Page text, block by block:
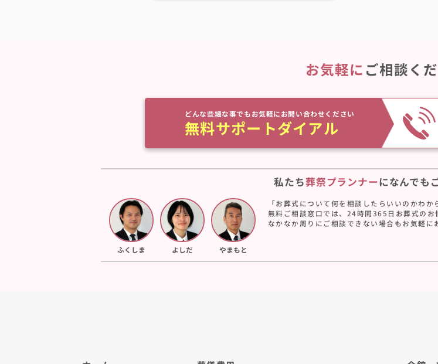
お気軽に ご相談く
どんな些細な事でもお気軽にお問い合わせください
無料サポートダイアル
私たち葬祭プランナーになんでも
ふくしま よしだ やまもと
「お葬式について何を相談したらいいのかわ
無料ご相談窓口では、24時間365日お葬式のお
なかなか周りにご相談できない場合もお気軽に